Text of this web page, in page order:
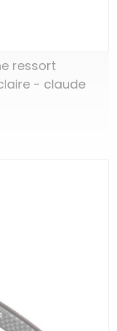
ressort
- claude